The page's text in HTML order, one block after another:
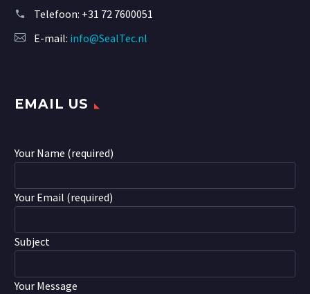
Telefoon: +31 72 7600051
E-mail: info@SealTec.nl
EMAIL US
Your Name (required)
Your Email (required)
Subject
Your Message